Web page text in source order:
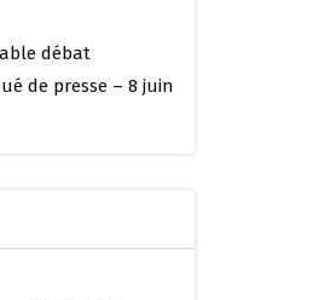
débat
de presse – 8 juin